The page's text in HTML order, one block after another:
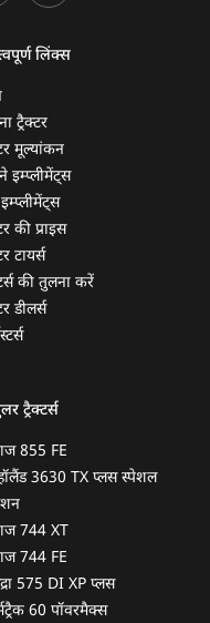
लिंक्स
ट्रैक्टर
मूल्यांकन
इम्प्लीमेंट्स
की प्राइस
टायर्स
की तुलना करें
डीलर्स
ट्रैक्टर्स
855 FE
3630 TX प्लस स्पेशल
744 XT
744 FE
575 DI XP प्लस
60 पॉवरमैक्स